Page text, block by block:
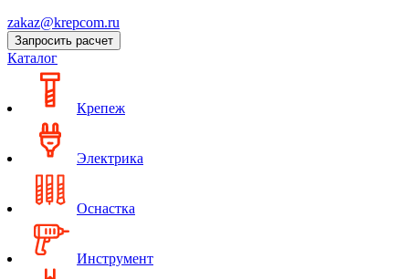
zakaz@krepcom.ru
Запросить расчет
Каталог
Крепеж
Электрика
Оснастка
Инструмент